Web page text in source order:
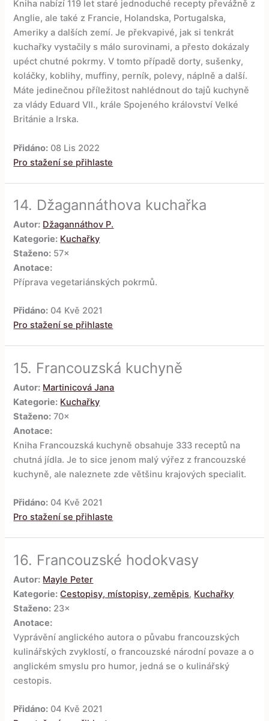
Kniha nabízí 119 let staré jednoduché recepty převážně z
Anglie, ale také z Francie, Holandska, Portugalska,
Ameriky a dalších zemí. Je překvapivé, jak si tenkrát
kuchařky vystačily s málo surovinami, a přesto dokázaly
upéct chutné pokrmy. V tomto případě dorty, sušenky,
koláčky, koblihy, muffiny, perník, polevy, náplně a další.
Máte jedinečnou příležitost nahlédnout do tajů kuchyně
za vlády Eduard VII., krále Spojeného království Velké
Británie a Irska.
Přidáno: 08 Lis 2022
Pro stažení se přihlaste
14. Džagannáthova kuchařka
Autor: Džagannáthov P.
Kategorie: Kuchařky
Staženo: 57×
Anotace:
Příprava vegetariánských pokrmů.
Přidáno: 04 Kvě 2021
Pro stažení se přihlaste
15. Francouzská kuchyně
Autor: Martinicová Jana
Kategorie: Kuchařky
Staženo: 70×
Anotace:
Kniha Francouzská kuchyně obsahuje 333 receptů na
chutná jídla. Je to sice jenom malý výřez z francouzské
kuchyně, ale naleznete zde většinu krajových specialit.
Přidáno: 04 Kvě 2021
Pro stažení se přihlaste
16. Francouzské hodokvasy
Autor: Mayle Peter
Kategorie: Cestopisy, místopisy, zeměpis, Kuchařky
Staženo: 23×
Anotace:
Vyprávění anglického autora o půvabu francouzských
kulinářských zvyklostí, o francouzské národní povaze a o
anglickém smyslu pro humor, jedná se o kulinářský
cestopis.
Přidáno: 04 Kvě 2021